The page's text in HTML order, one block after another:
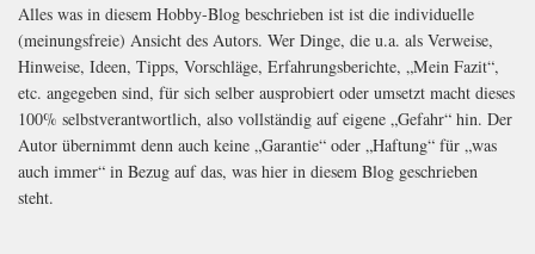
Alles was in diesem Hobby-Blog beschrieben ist ist die individuelle
(meinungsfreie) Ansicht des Autors. Wer Dinge, die u.a. als Verweise,
Hinweise, Ideen, Tipps, Vorschläge, Erfahrungsberichte, „Mein Fazit“,
etc. angegeben sind, für sich selber ausprobiert oder umsetzt macht dieses
100% selbstverantwortlich, also vollständig auf eigene „Gefahr“ hin. Der
Autor übernimmt denn auch keine „Garantie“ oder „Haftung“ für „was
auch immer“ in Bezug auf das, was hier in diesem Blog geschrieben
steht.